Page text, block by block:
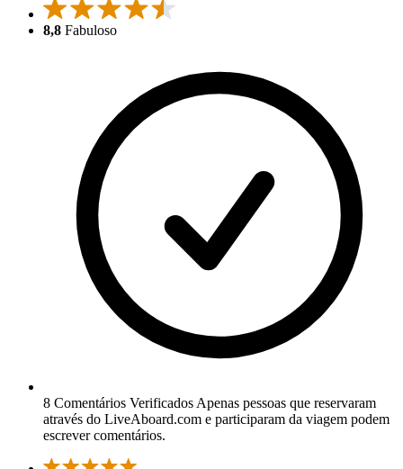
8,8 Fabuloso
8 Comentários Verificados Apenas pessoas que reservaram
através do LiveAboard.com e participaram da viagem podem
escrever comentários.